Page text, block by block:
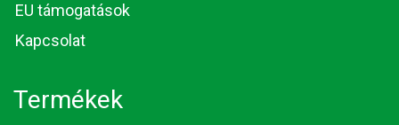
EU támogatások
Kapcsolat
Termékek